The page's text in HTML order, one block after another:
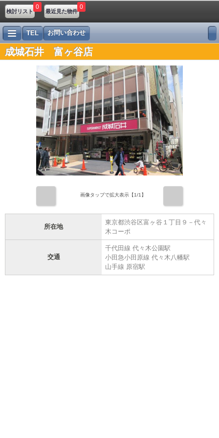
検討リスト
0
最近見た物件
0
TEL お問い合わせ
成城石井 富ヶ谷店
画像タップで拡大表示【1/1】
所在地
東京都渋谷区富ヶ谷１丁目９－代々
木コーポ
交通
千代田線 代々木公園駅
小田急小田原線 代々木八幡駅
山手線 原宿駅